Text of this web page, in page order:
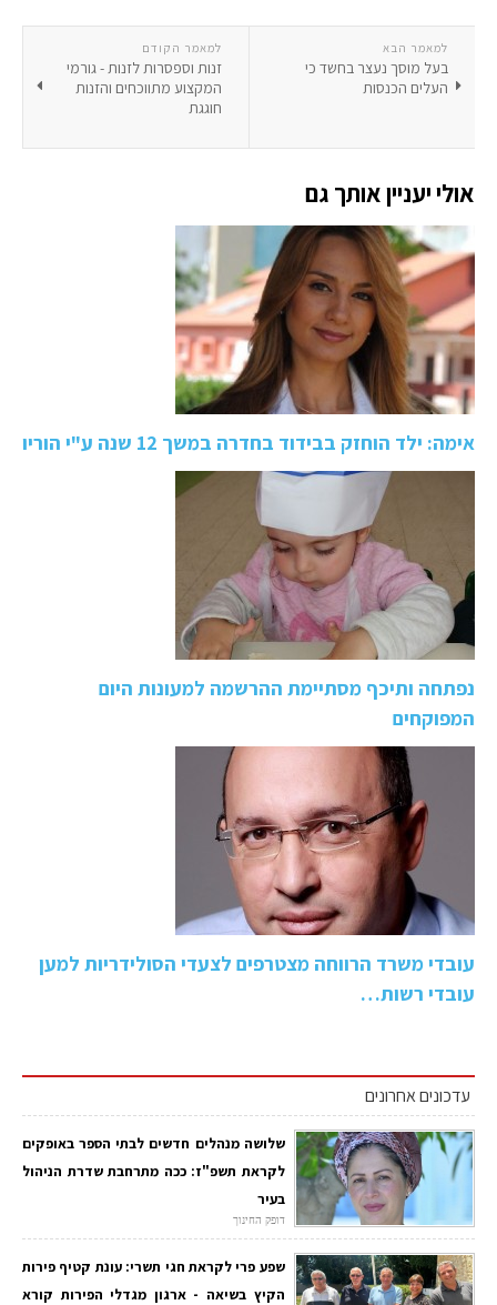
למאמר הקודם
זנות וספסרות לזנות - גורמי
המקצוע מתווכחים והזנות
חוגגת
למאמר הבא
בעל מוסך נעצר בחשד כי
העלים הכנסות
אולי יעניין אותך גם
אימה: ילד הוחזק בבידוד בחדרה במשך 12 שנה ע"י הוריו
נפתחה ותיכף מסתיימת ההרשמה למעונות היום
המפוקחים
עובדי משרד הרווחה מצטרפים לצעדי הסולידריות למען
עובדי רשות…
עדכונים אחרונים
שלושה מנהלים חדשים לבתי הספר באופקים
לקראת תשפ"ז: ככה מתרחבת שדרת הניהול
בעיר
דופק החינוך
שפע פרי לקראת חגי תשרי: עונת קטיף פירות
הקיץ בשיאה - ארגון מגדלי הפירות קורא